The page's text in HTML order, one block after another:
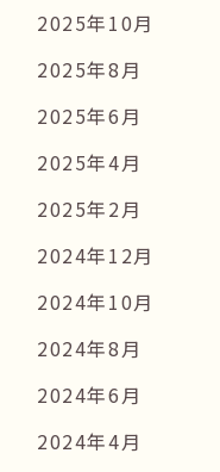
2025年10月
2025年8月
2025年6月
2025年4月
2025年2月
2024年12月
2024年10月
2024年8月
2024年6月
2024年4月